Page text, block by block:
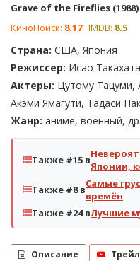
Grave of the Fireflies (1988)
КиноПоиск: 8.17 IMDB: 8.5
Страна: США, Япония
Режиссер: Исао Такахата
Актеры: Цутому Тацуми,
Акэми Ямагути, Тадаси
Жанр: аниме, военный,
Также #15 вЯпонии,
Также #8 вСамые
времён
Также #24 вЛучшие
Описание